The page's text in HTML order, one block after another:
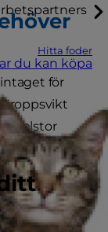
Hitta foder
du kan köpa
för
kroppsvikt
en halv
skulle
storlek